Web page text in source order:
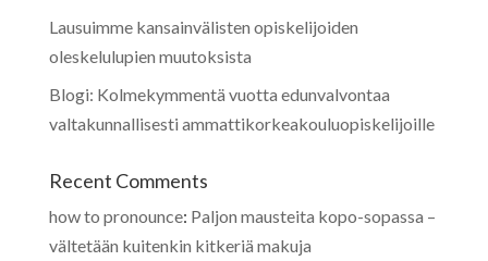
Lausuimme kansainvälisten opiskelijoiden
oleskelulupien muutoksista
Blogi: Kolmekymmentä vuotta edunvalvontaa
valtakunnallisesti ammattikorkeakouluopiskelijoille
Recent Comments
how to pronounce: Paljon mausteita kopo-sopassa –
vältetään kuitenkin kitkeriä makuja